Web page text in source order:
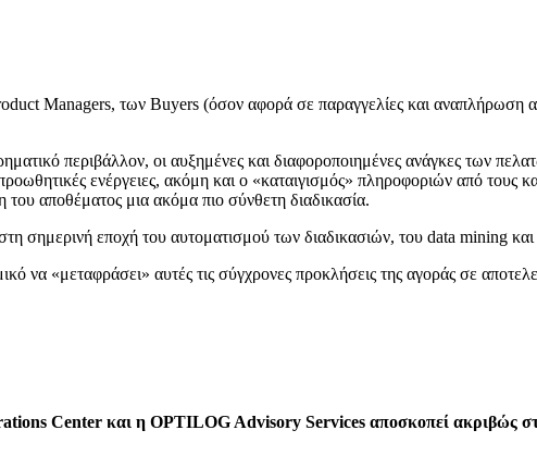
Managers, των Buyers (όσον αφορά σε παραγγελίες και αναπλήρωση
περιβάλλον, οι αυξημένες και διαφοροποιημένες ανάγκες των
ενέργειες, ακόμη και ο «καταιγισμός» πληροφοριών από τους
αποθέματος μια ακόμα πιο σύνθετη διαδικασία.
σημερινή εποχή του αυτοματισμού των διαδικασιών, του data mining
να «μεταφράσει» αυτές τις σύγχρονες προκλήσεις της αγοράς σε
Center και η OPTILOG Advisory Services αποσκοπεί ακριβώς